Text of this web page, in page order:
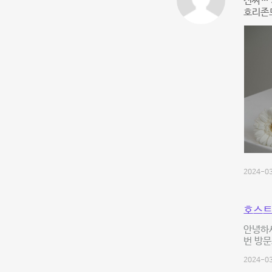
호리존
2024-
호스
안녕하
번 방
2024-